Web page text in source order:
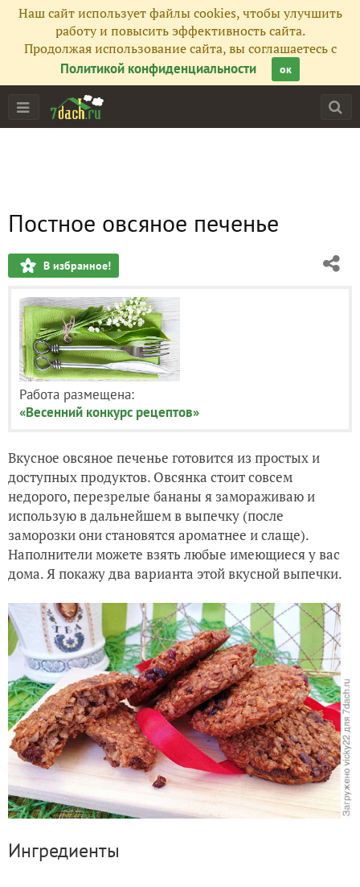
Наш сайт использует файлы cookies, чтобы улучшить
работу и повысить эффективность сайта.
Продолжая использование сайта, вы соглашаетесь с
Политикой конфиденциальности
ок
Постное овсяное печенье
В избранное!
Работа размещена:
«Весенний конкурс рецептов»
Вкусное овсяное печенье готовится из простых и
доступных продуктов. Овсянка стоит совсем
недорого, перезрелые бананы я замораживаю и
использую в дальнейшем в выпечку (после
заморозки они становятся ароматнее и слаще).
Наполнители можете взять любые имеющиеся у вас
дома. Я покажу два варианта этой вкусной выпечки.
Ингредиенты